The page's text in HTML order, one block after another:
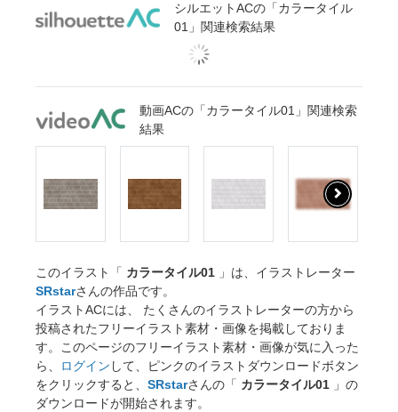
シルエットACの「カラータイル
01」関連検索結果
動画ACの「カラータイル01」関連検索
結果
このイラスト「 カラータイル01 」は、イラストレーター
SRstarさんの作品です。
イラストACには、 たくさんのイラストレーターの方から
投稿されたフリーイラスト素材・画像を掲載しておりま
す。このページのフリーイラスト素材・画像が気に入った
ら、
ログイン して、ピンクのイラストダウンロードボタン
をクリックすると、 SRstarさんの「 カラータイル01 」の
ダウンロードが開始されます。